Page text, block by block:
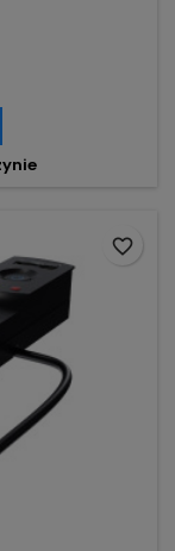
favorite_border